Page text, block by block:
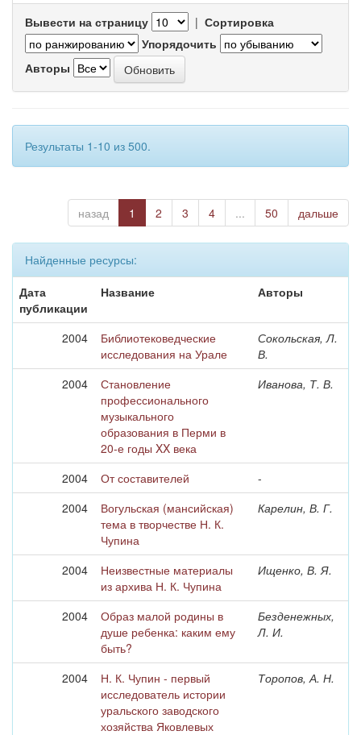
Вывести на страницу | Сортировка
Упорядочить
Авторы
Результаты 1-10 из 500.
назад 1 2 3 4 ... 50 дальше
Найденные ресурсы:
Дата
публикации
Название Авторы
2004
Библиотековедческие
исследования на Урале
Сокольская, Л.
В.
2004
Становление
профессионального
музыкального
образования в Перми в
20-е годы XX века
Иванова, Т. В.
2004 От составителей
-
2004
Вогульская (мансийская)
тема в творчестве Н. К.
Чупина
Карелин, В. Г.
2004
Неизвестные материалы
из архива Н. К. Чупина
Ищенко, В. Я.
2004
Образ малой родины в
душе ребенка: каким ему
быть?
Безденежных,
Л. И.
2004
Н. К. Чупин - первый
исследователь истории
уральского заводского
хозяйства Яковлевых
Торопов, А. Н.